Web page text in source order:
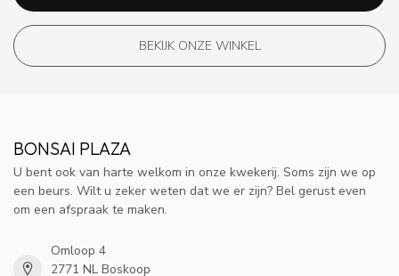
BEKIJK ONZE WINKEL
BONSAI PLAZA
U bent ook van harte welkom in onze kwekerij. Soms zijn we op
een beurs. Wilt u zeker weten dat we er zijn? Bel gerust even
om een afspraak te maken.
Omloop 4
2771 NL Boskoop